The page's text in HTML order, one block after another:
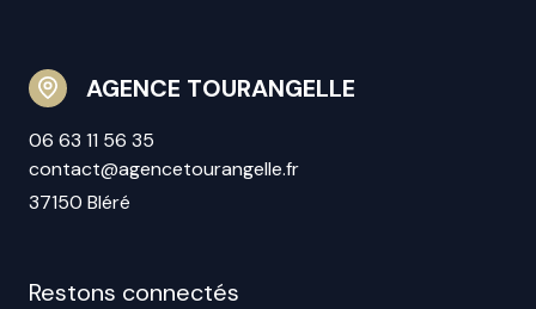
AGENCE TOURANGELLE
06 63 11 56 35
contact@agencetourangelle.fr
37150 Bléré
Restons connectés